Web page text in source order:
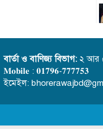
বার্তা ও বাণিজ্য বিভাগ: ২ আর
𝐌𝐨𝐛𝐢𝐥𝐞 : 𝟎𝟏𝟕𝟗𝟔-𝟕𝟕𝟕𝟕𝟓𝟑
ইমেইল: